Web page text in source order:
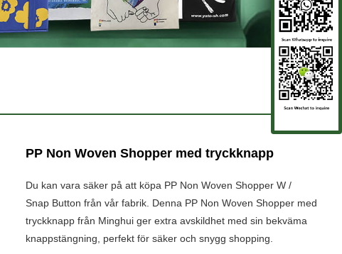
PP Non Woven Shopper med tryckknapp
Du kan vara säker på att köpa PP Non Woven Shopper W /
Snap Button från vår fabrik. Denna PP Non Woven Shopper med
tryckknapp från Minghui ger extra avskildhet med sin bekväma
knappstängning, perfekt för säker och snygg shopping.